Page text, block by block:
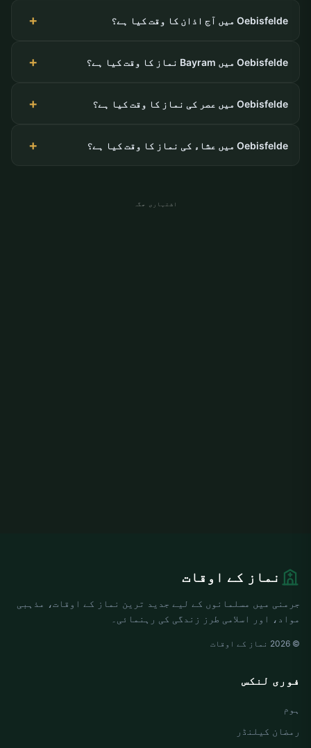
Oebisfelde میں آج اذان کا وقت کیا ہے؟
Oebisfelde میں Bayram نماز کا وقت کیا ہے؟
Oebisfelde میں عصر کی نماز کا وقت کیا ہے؟
Oebisfelde میں عشاء کی نماز کا وقت کیا ہے؟
اشتہاری جگہ
نماز کے اوقات
جرمنی میں مسلمانوں کے لیے جدید ترین نماز کے اوقات، مذہبی
مواد، اور اسلامی طرز زندگی کی رہنمائی۔
© 2026 نماز کے اوقات
فوری لنکس
ہوم
رمضان کیلنڈر